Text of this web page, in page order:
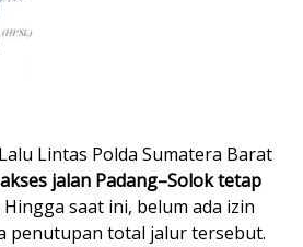
Lintas Polda Sumatera Barat
akses jalan Padang–Solok tetap
Hingga saat ini, belum ada izin
penutupan total jalur tersebut.